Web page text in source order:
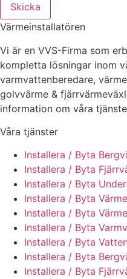
Skicka
Värmeinstallatören
Vi är en VVS-Firma som
kompletta lösningar inom
varmvattenberedare,
golvvärme &
information om våra
Våra tjänster
Installera / Byta
Installera / Byta
Installera / Byta
Installera / Byta
Installera / Byta
Installera / Byta
Installera / Byta
Installera / Byta
Installera / Byta